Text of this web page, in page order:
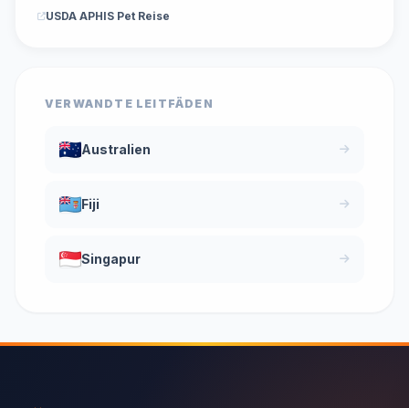
USDA APHIS Pet Reise
VERWANDTE LEITFÄDEN
Australien
Fiji
Singapur